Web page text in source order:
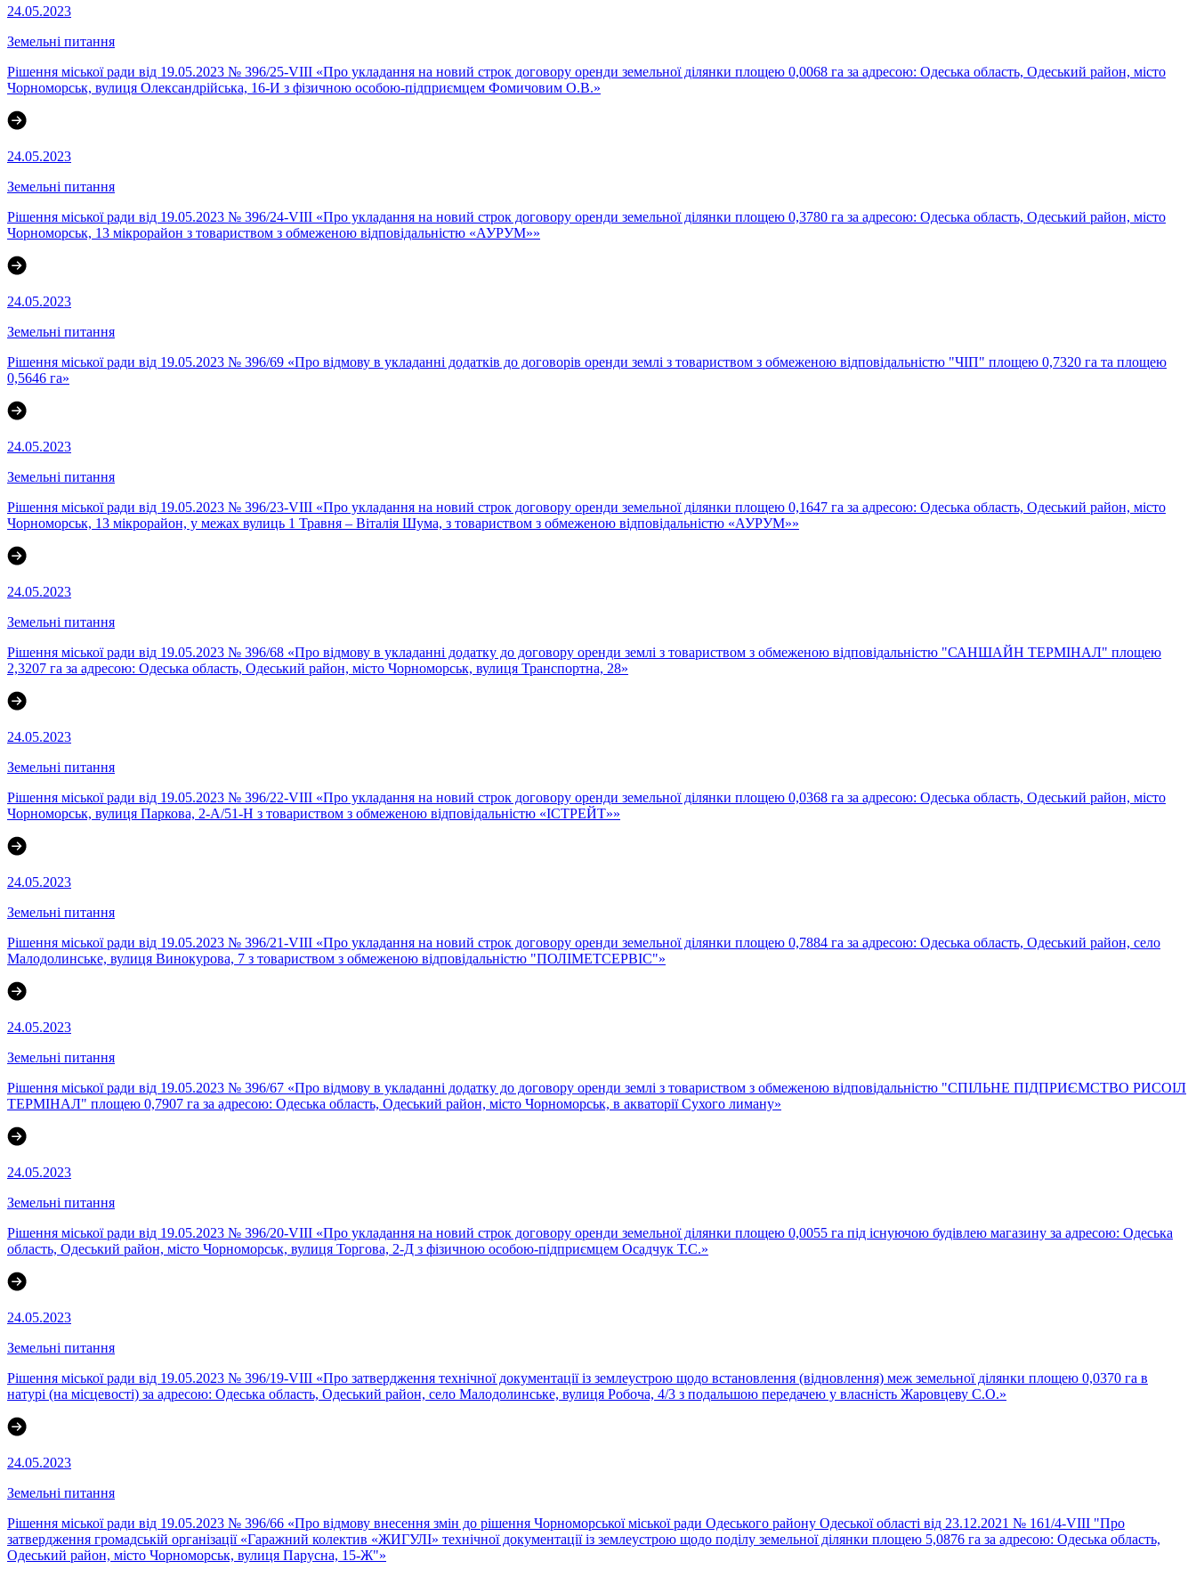
24.05.2023
Земельні питання
Рішення міської ради від 19.05.2023 № 396/25-VIII «Про укладання на новий строк договору оренди земельної ділянки площею 0,0068 га за адресою: Одеська область, Одеський район, місто
Чорноморськ, вулиця Олександрійська, 16-И з фізичною особою-підприємцем Фомичовим О.В.»
24.05.2023
Земельні питання
Рішення міської ради від 19.05.2023 № 396/24-VIII «Про укладання на новий строк договору оренди земельної ділянки площею 0,3780 га за адресою: Одеська область, Одеський район, місто
Чорноморськ, 13 мікрорайон з товариством з обмеженою відповідальністю «АУРУМ»»
24.05.2023
Земельні питання
Рішення міської ради від 19.05.2023 № 396/69 «Про відмову в укладанні додатків до договорів оренди землі з товариством з обмеженою відповідальністю "ЧІП" площею 0,7320 га та площею
0,5646 га»
24.05.2023
Земельні питання
Рішення міської ради від 19.05.2023 № 396/23-VIII «Про укладання на новий строк договору оренди земельної ділянки площею 0,1647 га за адресою: Одеська область, Одеський район, місто
Чорноморськ, 13 мікрорайон, у межах вулиць 1 Травня – Віталія Шума, з товариством з обмеженою відповідальністю «АУРУМ»»
24.05.2023
Земельні питання
Рішення міської ради від 19.05.2023 № 396/68 «Про відмову в укладанні додатку до договору оренди землі з товариством з обмеженою відповідальністю "САНШАЙН ТЕРМІНАЛ" площею
2,3207 га за адресою: Одеська область, Одеський район, місто Чорноморськ, вулиця Транспортна, 28»
24.05.2023
Земельні питання
Рішення міської ради від 19.05.2023 № 396/22-VIII «Про укладання на новий строк договору оренди земельної ділянки площею 0,0368 га за адресою: Одеська область, Одеський район, місто
Чорноморськ, вулиця Паркова, 2-А/51-Н з товариством з обмеженою відповідальністю «ІСТРЕЙТ»»
24.05.2023
Земельні питання
Рішення міської ради від 19.05.2023 № 396/21-VIII «Про укладання на новий строк договору оренди земельної ділянки площею 0,7884 га за адресою: Одеська область, Одеський район, село
Малодолинське, вулиця Винокурова, 7 з товариством з обмеженою відповідальністю "ПОЛІМЕТСЕРВІС"»
24.05.2023
Земельні питання
Рішення міської ради від 19.05.2023 № 396/67 «Про відмову в укладанні додатку до договору оренди землі з товариством з обмеженою відповідальністю "СПІЛЬНЕ ПІДПРИЄМСТВО РИСОІЛ
ТЕРМІНАЛ" площею 0,7907 га за адресою: Одеська область, Одеський район, місто Чорноморськ, в акваторії Сухого лиману»
24.05.2023
Земельні питання
Рішення міської ради від 19.05.2023 № 396/20-VIII «Про укладання на новий строк договору оренди земельної ділянки площею 0,0055 га під існуючою будівлею магазину за адресою: Одеська
область, Одеський район, місто Чорноморськ, вулиця Торгова, 2-Д з фізичною особою-підприємцем Осадчук Т.С.»
24.05.2023
Земельні питання
Рішення міської ради від 19.05.2023 № 396/19-VIII «Про затвердження технічної документації із землеустрою щодо встановлення (відновлення) меж земельної ділянки площею 0,0370 га в
натурі (на місцевості) за адресою: Одеська область, Одеський район, село Малодолинське, вулиця Робоча, 4/3 з подальшою передачею у власність Жаровцеву С.О.»
24.05.2023
Земельні питання
Рішення міської ради від 19.05.2023 № 396/66 «Про відмову внесення змін до рішення Чорноморської міської ради Одеського району Одеської області від 23.12.2021 № 161/4-VIII "Про
затвердження громадській організації «Гаражний колектив «ЖИГУЛІ» технічної документації із землеустрою щодо поділу земельної ділянки площею 5,0876 га за адресою: Одеська область,
Одеський район, місто Чорноморськ, вулиця Парусна, 15-Ж"»